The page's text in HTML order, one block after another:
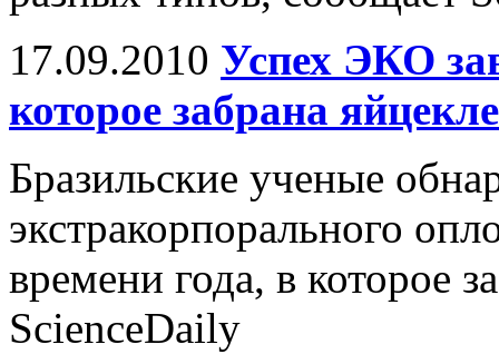
17.09.2010 Успех ЭКО
которое забрана
Бразильские ученые
экстракорпорального
времени года, в которое
ScienceDaily